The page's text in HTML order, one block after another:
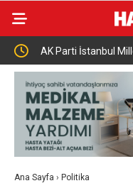
AK Parti İstanbul
güçlü Türkiye”
Ana Sayfa › Politika